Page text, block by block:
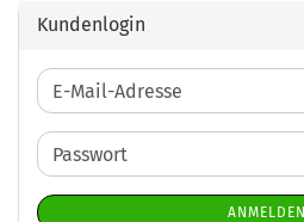
Kundenlogin
E-
Mail-
Adresse
Passwort
ANMELDEN